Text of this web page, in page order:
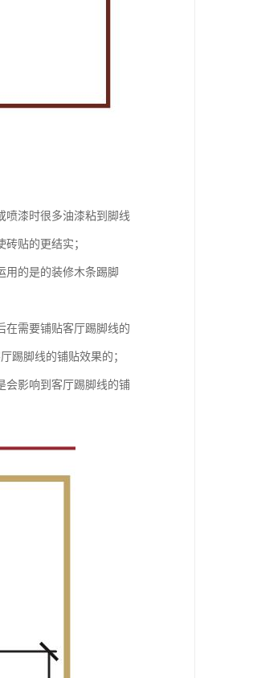
喷漆时很多油漆粘到脚线
贴的更结实；
用的是的装修木条踢脚
在需要铺贴客厅踢脚线的
踢脚线的铺贴效果的；
会影响到客厅踢脚线的铺